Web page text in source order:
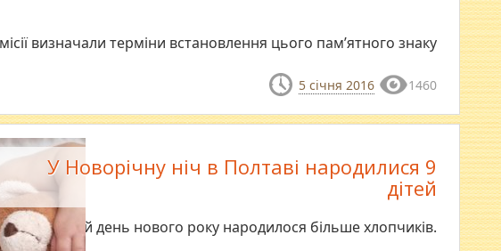
визначали терміни встановлення цього пам’ятного знаку
5 січня 2016 1460
У Новорічну ніч в Полтаві народилися 9
дітей
У перший день нового року народилося більше хлопчиків.